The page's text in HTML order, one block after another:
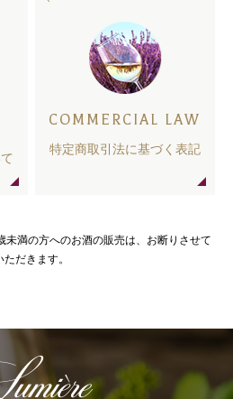
COMMERCIAL LAW
特定商取引法に基づく表記
未満の方へのお酒の販売は、お断りさせて
ただきます。